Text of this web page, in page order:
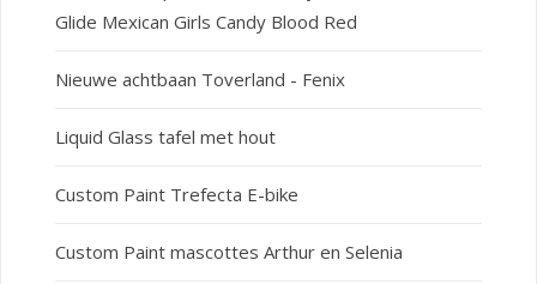
Glide Mexican Girls Candy Blood Red
Nieuwe achtbaan Toverland - Fenix
Liquid Glass tafel met hout
Custom Paint Trefecta E-bike
Custom Paint mascottes Arthur en Selenia